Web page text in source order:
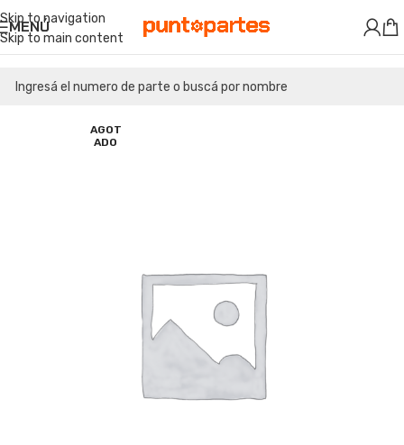
Skip to navigation
Skip to main content
MENÚ
AGOT
ADO